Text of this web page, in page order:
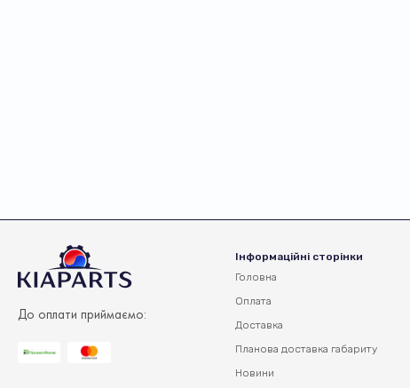
До оплати приймаємо:
Інформаційні сторінки
Головна
Оплата
Доставка
Планова доставка габариту
Новини